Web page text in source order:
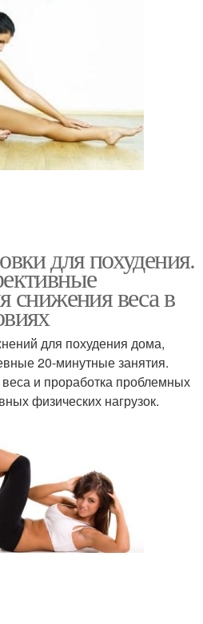
для похудения.
снижения веса в
для похудения дома,
20-минутные занятия.
и проработка проблемных
физических нагрузок.